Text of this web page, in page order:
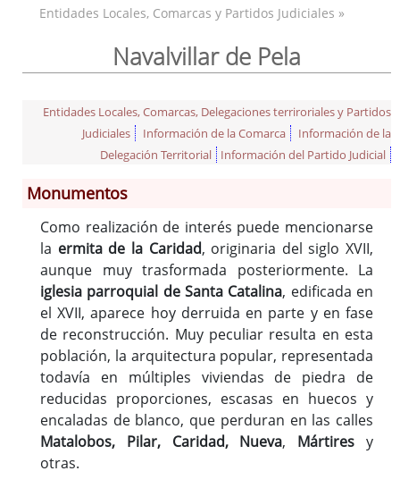
Información General
Historia
Monumentos
Gastronomía
Fiestas
Turismo
Población
Corporación
Correo-e gratis
Radio en Internet
Entidades Locales, Comarcas y Partidos Judiciales »
Navalvillar de Pela
Entidades Locales, Comarcas, Delegaciones terriroriales y Partidos
Judiciales
Información de la Comarca
Información de la
Delegación Territorial
Información del Partido Judicial
Monumentos
Como realización de interés puede mencionarse
la ermita de la Caridad, originaria del siglo XVII,
aunque muy trasformada posteriormente. La
iglesia parroquial de Santa Catalina, edificada en
el XVII, aparece hoy derruida en parte y en fase
de reconstrucción. Muy peculiar resulta en esta
población, la arquitectura popular, representada
todavía en múltiples viviendas de piedra de
reducidas proporciones, escasas en huecos y
encaladas de blanco, que perduran en las calles
Matalobos, Pilar, Caridad, Nueva, Mártires y
otras.